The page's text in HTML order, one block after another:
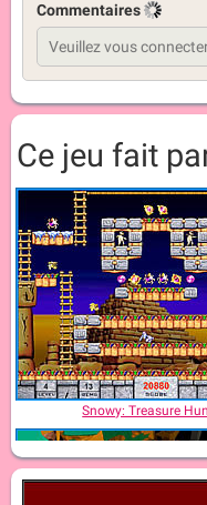
Commentaires
Ce jeu fait
Snowy: Treasure